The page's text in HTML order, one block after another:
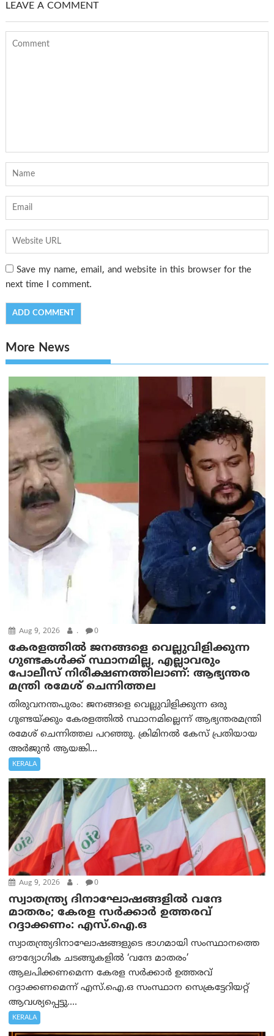
LEAVE A COMMENT
Save my name, email, and website in this browser for the
next time I comment.
More News
Aug 9, 2026 . 0
കേരളത്തിൽ ജനങ്ങളെ വെല്ലുവിളിക്കുന്ന
ഗുണ്ടകൾക്ക് സ്ഥാനമില്ല, എല്ലാവരും
പോലീസ് നിരീക്ഷണത്തിലാണ്: ആഭ്യന്തര
മന്ത്രി രമേശ് ചെന്നിത്തല
തിരുവനന്തപുരം: ജനങ്ങളെ വെല്ലുവിളിക്കുന്ന ഒരു
ഗുണ്ടയ്ക്കും കേരളത്തിൽ സ്ഥാനമില്ലെന്ന് ആഭ്യന്തരമന്ത്രി
രമേശ് ചെന്നിത്തല പറഞ്ഞു. ക്രിമിനൽ കേസ് പ്രതിയായ
അർജുൻ ആയങ്കി...
KERALA
Aug 9, 2026 . 0
സ്വാതന്ത്ര്യ ദിനാഘോഷങ്ങളിൽ വന്ദേ
മാതരം; കേരള സർക്കാർ ഉത്തരവ്
റദ്ദാക്കണം: എസ്.ഐ.ഒ
സ്വാതന്ത്ര്യദിനാഘോഷങ്ങളുടെ ഭാഗമായി സംസ്ഥാനത്തെ
ഔദ്യോഗിക ചടങ്ങുകളിൽ ‘വന്ദേ മാതരം’
ആലപിക്കണമെന്ന കേരള സർക്കാർ ഉത്തരവ്
റദ്ദാക്കണമെന്ന് എസ്.ഐ.ഒ സംസ്ഥാന സെക്രട്ടേറിയറ്റ്
ആവശ്യപ്പെട്ടു....
KERALA